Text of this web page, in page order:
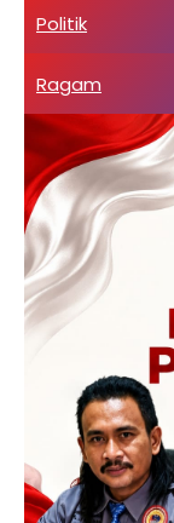
Politik
Ragam